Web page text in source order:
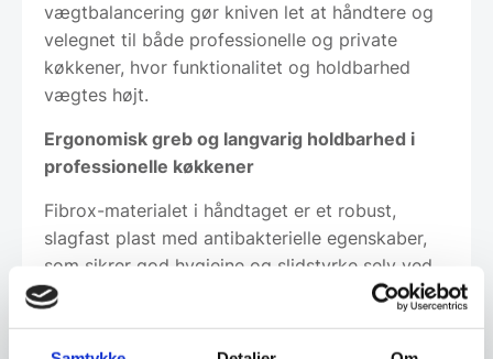
vægtbalancering gør kniven let at håndtere og
velegnet til både professionelle og private
køkkener, hvor funktionalitet og holdbarhed
vægtes højt.
Ergonomisk greb og langvarig holdbarhed i
professionelle køkkener
Fibrox-materialet i håndtaget er et robust,
slagfast plast med antibakterielle egenskaber,
som sikrer god hygiejne og slidstyrke selv ved
hyppig brug. Knivens hårdhed på 55 HRC giver
slidresistens, hvilket betyder mindre behov for